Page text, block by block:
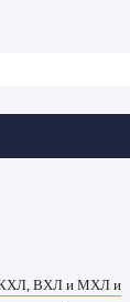
КХЛ, ВХЛ и МХЛ и